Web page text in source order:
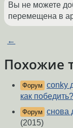
Вы не можете
перемещена в
←
Похожие
Форум conky
как победить?
Форум снова
(2015)